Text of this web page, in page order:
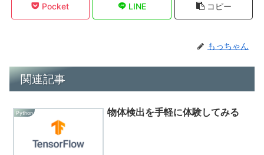
Pocket LINE コピー
もっちゃん
関連記事
Python 物体検出を手軽に体験してみる